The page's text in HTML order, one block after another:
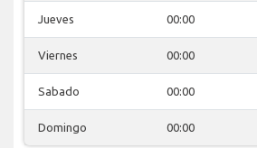
Jueves 00:00
Viernes 00:00
Sabado 00:00
Domingo 00:00